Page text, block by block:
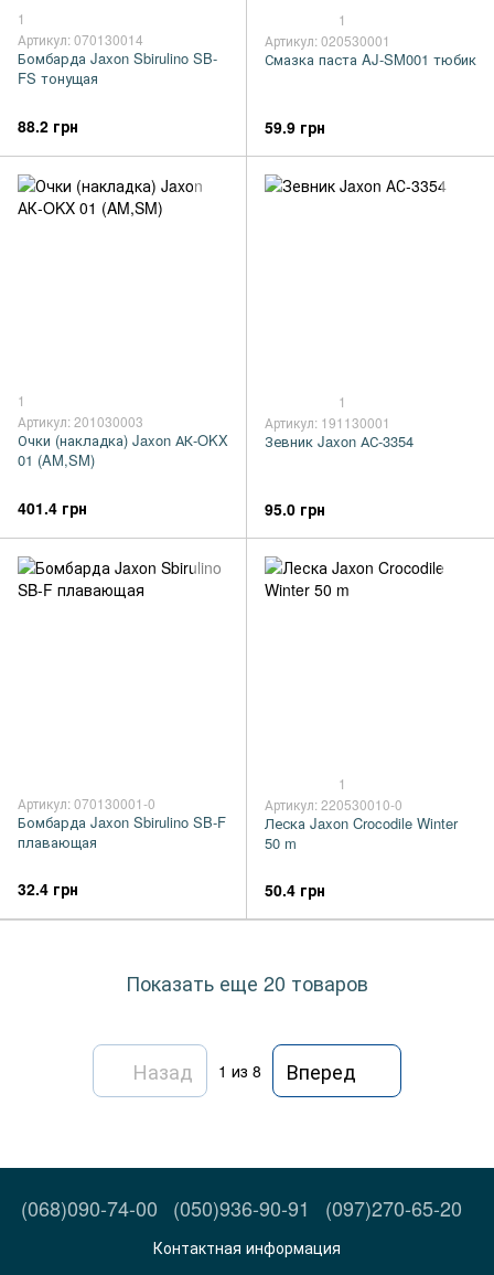
1
Артикул: 070130014
Бомбарда Jaxon Sbirulino SB-
FS тонущая
88.2 грн
1
Артикул: 020530001
Смазка паста AJ-SM001 тюбик
59.9 грн
1
Артикул: 201030003
Очки (накладка) Jaxon АК-OKX
01 (AM,SM)
401.4 грн
1
Артикул: 191130001
Зевник Jaxon АС-3354
95.0 грн
Артикул: 070130001-0
Бомбарда Jaxon Sbirulino SB-F
плавающая
32.4 грн
1
Артикул: 220530010-0
Леска Jaxon Crocodile Winter
50 m
50.4 грн
Показать еще 20 товаров
Назад 1 из 8 Вперед
(068)090-74-00 (050)936-90-91 (097)270-65-20
Контактная информация